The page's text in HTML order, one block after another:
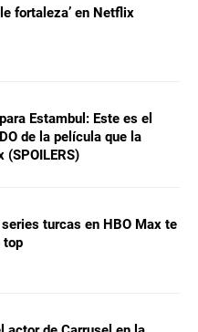
fortaleza’ en Netflix
Estambul: Este es el
de la película que la
turcas en HBO Max te
top